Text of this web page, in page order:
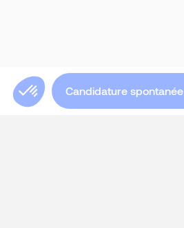
Candidature spontanée